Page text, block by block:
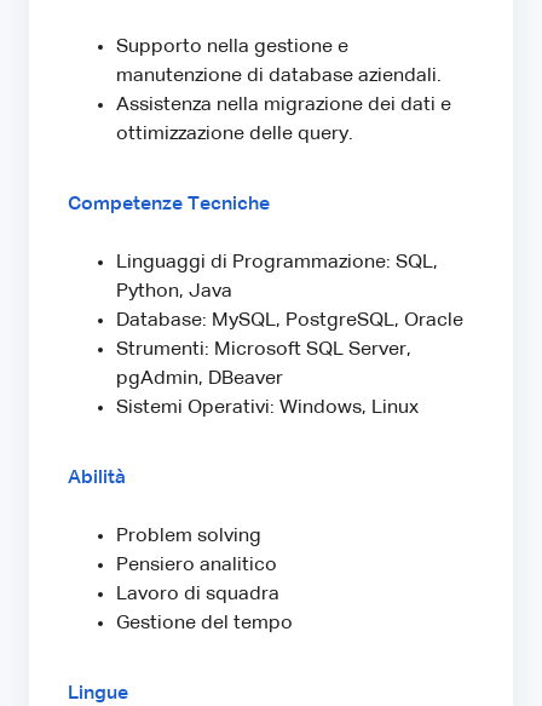
Supporto nella gestione e
manutenzione di database aziendali.
Assistenza nella migrazione dei dati e
ottimizzazione delle query.
Competenze Tecniche
Linguaggi di Programmazione: SQL,
Python, Java
Database: MySQL, PostgreSQL, Oracle
Strumenti: Microsoft SQL Server,
pgAdmin, DBeaver
Sistemi Operativi: Windows, Linux
Abilità
Problem solving
Pensiero analitico
Lavoro di squadra
Gestione del tempo
Lingue